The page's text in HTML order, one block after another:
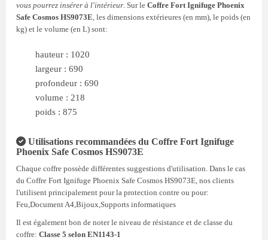
vous pourrez insérer à l'intérieur. Sur le Coffre Fort Ignifuge Phoenix
Safe Cosmos HS9073E, les dimensions extérieures (en mm), le poids (en
kg) et le volume (en L) sont:
hauteur : 1020
largeur : 690
profondeur : 690
volume : 218
poids : 875
Utilisations recommandées du Coffre Fort Ignifuge
Phoenix Safe Cosmos HS9073E
Chaque coffre possède différentes suggestions d'utilisation. Dans le cas
du Coffre Fort Ignifuge Phoenix Safe Cosmos HS9073E, nos clients
l'utilisent principalement pour la protection contre ou pour:
Feu,Document A4,Bijoux,Supports informatiques
Il est également bon de noter le niveau de résistance et de classe du
coffre: Classe 5 selon EN1143-1